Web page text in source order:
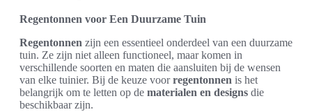
Regentonnen voor Een Duurzame Tuin
Regentonnen zijn een essentieel onderdeel van een duurzame
tuin. Ze zijn niet alleen functioneel, maar komen in
verschillende soorten en maten die aansluiten bij de wensen
van elke tuinier. Bij de keuze voorregentonnen is het
belangrijk om te letten op de materialen en designs die
beschikbaar zijn.